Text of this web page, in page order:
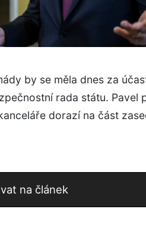
by se měla dnes za
rada státu. Pavel
dorazí na část
na článek